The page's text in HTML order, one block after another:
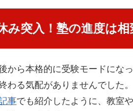
み突入！塾の進度は
から本格的に受験モードにな
わる気配がありませんでした。
事でも紹介したように、教室